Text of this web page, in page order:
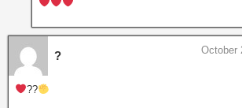
? October
??